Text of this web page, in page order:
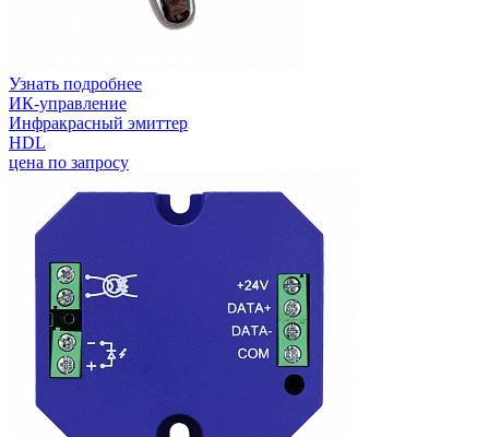
Узнать подробнее
ИК-управление
Инфракрасный эмиттер
HDL
цена по запросу